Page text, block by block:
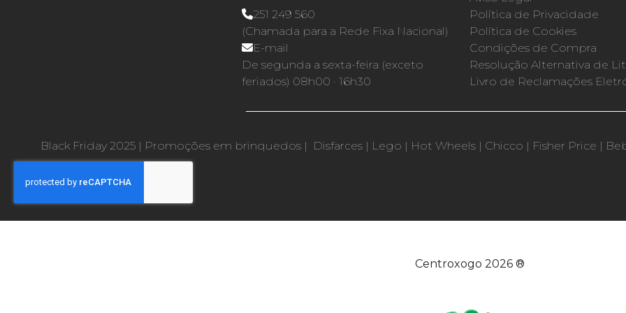
251 249 560
(Chamada para a Rede Fixa Nacional)
E-mail
De segunda a sexta-feira (exceto
feriados) 08h00 · 16h30
Política de Privacidade
Política de Cookies
Condições de Compra
Resolução Alternativa de
Livro de Reclamações
Black Friday 2025 | Promoções em brinquedos | Disfarces | Lego | Hot Wheels | Chicco | Fisher Price |
Centroxogo 2026 ®